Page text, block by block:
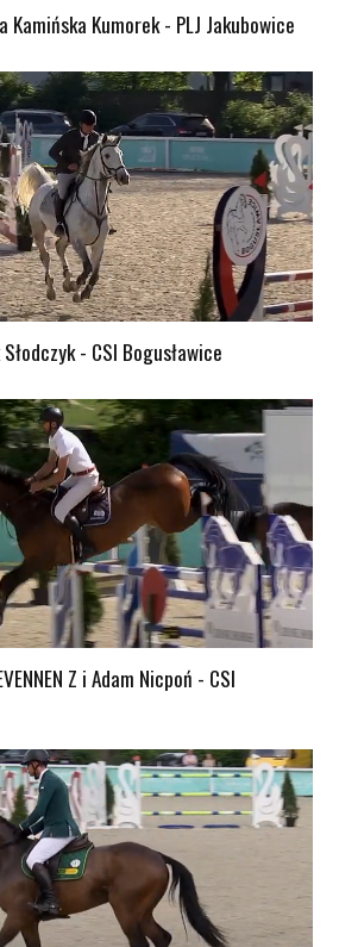
Kamińska Kumorek - PLJ Jakubowice
- CSI Bogusławice
Z i Adam Nicpoń - CSI